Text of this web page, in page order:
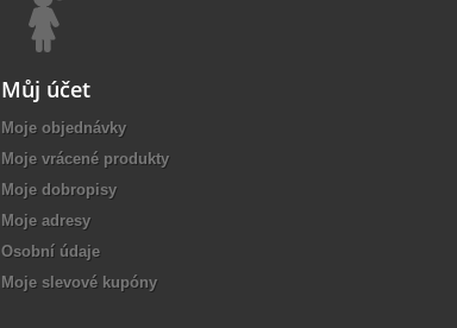
Můj účet
Moje objednávky
Moje vrácené produkty
Moje dobropisy
Moje adresy
Osobní údaje
Moje slevové kupóny